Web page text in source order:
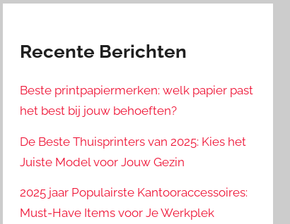
Recente Berichten
Beste printpapiermerken: welk papier past
het best bij jouw behoeften?
De Beste Thuisprinters van 2025: Kies het
Juiste Model voor Jouw Gezin
2025 jaar Populairste Kantooraccessoires:
Must-Have Items voor Je Werkplek